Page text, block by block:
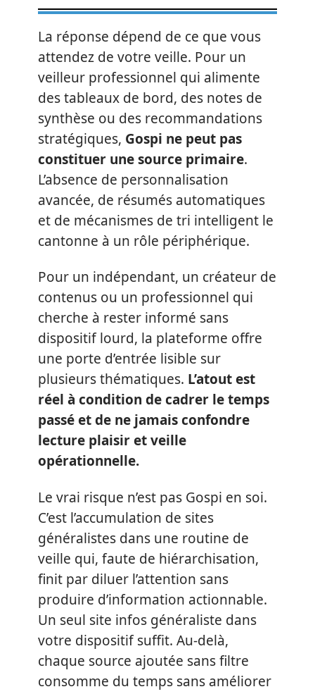
La réponse dépend de ce que vous
attendez de votre veille. Pour un
veilleur professionnel qui alimente
des tableaux de bord, des notes de
synthèse ou des recommandations
stratégiques, Gospi ne peut pas
constituer une source primaire.
L’absence de personnalisation
avancée, de résumés automatiques
et de mécanismes de tri intelligent le
cantonne à un rôle périphérique.
Pour un indépendant, un créateur de
contenus ou un professionnel qui
cherche à rester informé sans
dispositif lourd, la plateforme offre
une porte d’entrée lisible sur
plusieurs thématiques. L’atout est
réel à condition de cadrer le temps
passé et de ne jamais confondre
lecture plaisir et veille
opérationnelle.
Le vrai risque n’est pas Gospi en soi.
C’est l’accumulation de sites
généralistes dans une routine de
veille qui, faute de hiérarchisation,
finit par diluer l’attention sans
produire d’information actionnable.
Un seul site infos généraliste dans
votre dispositif suffit. Au-delà,
chaque source ajoutée sans filtre
consomme du temps sans améliorer